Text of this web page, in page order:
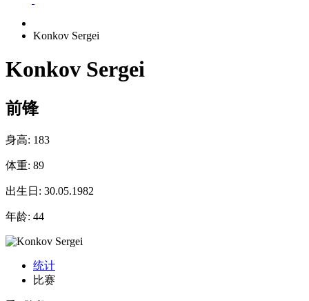
Konkov Sergei
Konkov Sergei
前锋
身高: 183
体重: 89
出生日: 30.05.1982
年龄: 44
统计
比赛